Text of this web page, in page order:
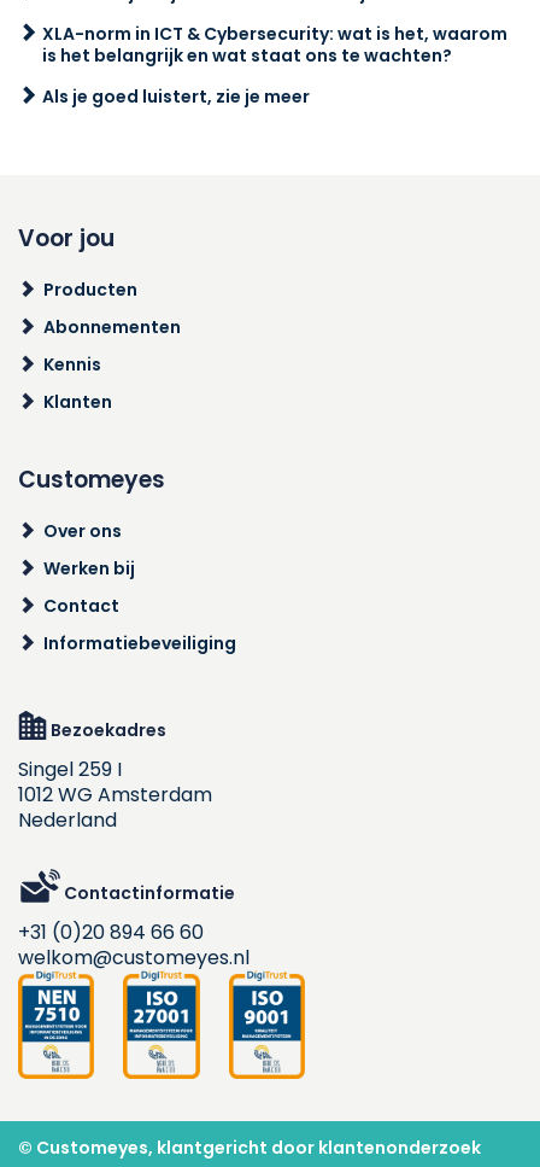
XLA-norm in ICT & Cybersecurity: wat is het, waarom
is het belangrijk en wat staat ons te wachten?
Als je goed luistert, zie je meer
Voor jou
Producten
Abonnementen
Kennis
Klanten
Customeyes
Over ons
Werken bij
Contact
Informatiebeveiliging
Bezoekadres
Singel 259 I
1012 WG Amsterdam
Nederland
Contactinformatie
+31 (0)20 894 66 60
welkom@customeyes.nl
© Customeyes, klantgericht door klantenonderzoek